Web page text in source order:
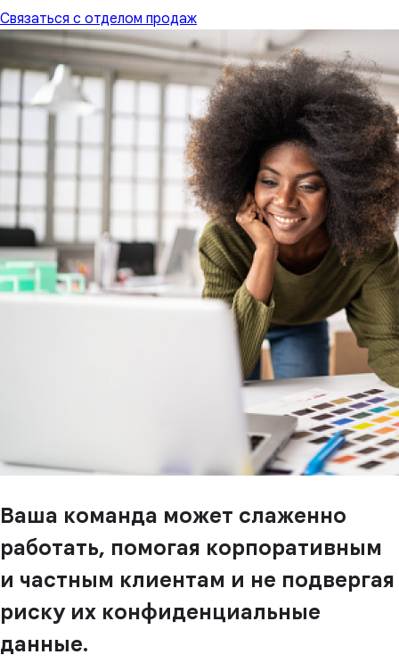
Связаться с отделом продаж
Ваша команда может слаженно
работать, помогая корпоративным
и частным клиентам и не подвергая
риску их конфиденциальные
данные.